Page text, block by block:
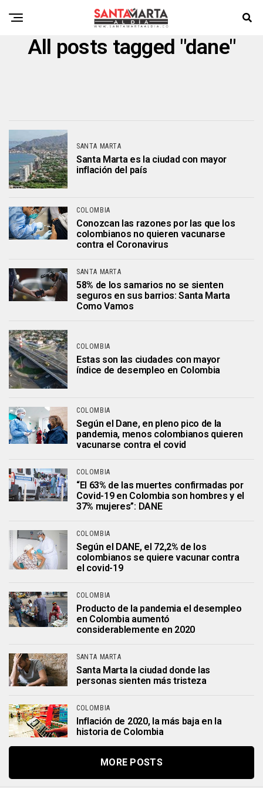
All posts tagged "dane"
SANTA MARTA
Santa Marta es la ciudad con mayor
inflación del país
COLOMBIA
Conozcan las razones por las que los
colombianos no quieren vacunarse
contra el Coronavirus
SANTA MARTA
58% de los samarios no se sienten
seguros en sus barrios: Santa Marta
Como Vamos
COLOMBIA
Estas son las ciudades con mayor
índice de desempleo en Colombia
COLOMBIA
Según el Dane, en pleno pico de la
pandemia, menos colombianos quieren
vacunarse contra el covid
COLOMBIA
“El 63% de las muertes confirmadas por
Covid-19 en Colombia son hombres y el
37% mujeres”: DANE
COLOMBIA
Según el DANE, el 72,2% de los
colombianos se quiere vacunar contra
el covid-19
COLOMBIA
Producto de la pandemia el desempleo
en Colombia aumentó
considerablemente en 2020
SANTA MARTA
Santa Marta la ciudad donde las
personas sienten más tristeza
COLOMBIA
Inflación de 2020, la más baja en la
historia de Colombia
MORE POSTS